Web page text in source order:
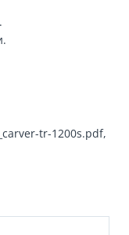
tr-1200s.pdf,